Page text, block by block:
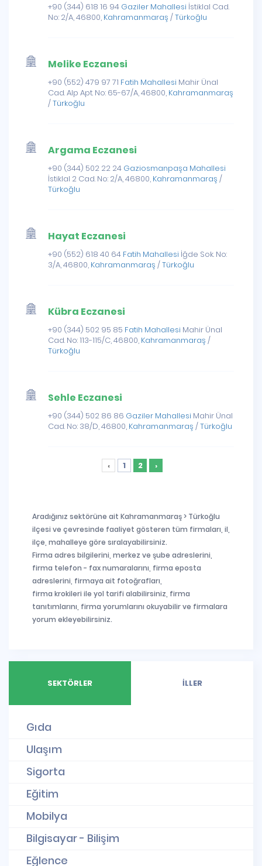
+90 (344) 618 16 94 Gaziler Mahallesi İstiklal Cad.
No: 2/A, 46800, Kahramanmaraş /Türkoğlu
Melike Eczanesi
+90 (552) 479 97 71 Fatih Mahallesi Mahir Ünal
Cad. Alp Apt. No: 65-67/A, 46800, Kahramanmaraş
/Türkoğlu
Argama Eczanesi
+90 (344) 502 22 24 Gaziosmanpaşa Mahallesi
İstiklal 2 Cad. No: 2/A, 46800, Kahramanmaraş /
Türkoğlu
Hayat Eczanesi
+90 (552) 618 40 64 Fatih Mahallesi İğde Sok. No:
3/A, 46800, Kahramanmaraş /Türkoğlu
Kübra Eczanesi
+90 (344) 502 95 85 Fatih Mahallesi Mahir Ünal
Cad. No: 113-115/C, 46800, Kahramanmaraş /
Türkoğlu
Sehle Eczanesi
+90 (344) 502 86 86 Gaziler Mahallesi Mahir Ünal
Cad. No: 38/D, 46800, Kahramanmaraş /Türkoğlu
‹ 1 2 ›
Aradığınız sektörüne ait Kahramanmaraş > Türkoğlu
ilçesi ve çevresinde faaliyet gösteren tüm firmaları, il,
ilçe, mahalleye göre sıralayabilirsiniz.
Firma adres bilgilerini, merkez ve şube adreslerini,
firma telefon - fax numaralarını, firma eposta
adreslerini, firmaya ait fotoğrafları,
firma krokileri ile yol tarifi alabilirsiniz, firma
tanıtımlarını, firma yorumlarını okuyabilir ve firmalara
yorum ekleyebilirsiniz.
SEKTÖRLER İLLER
Gıda
Ulaşım
Sigorta
Eğitim
Mobilya
Bilgisayar - Bilişim
Eğlence